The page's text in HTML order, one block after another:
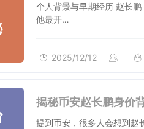
个人背景与早期经历 赵长
他最开…
2025/12/12
揭秘币安赵长鹏身价
提到币安，很多人会想到赵